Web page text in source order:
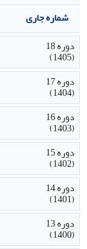
شماره جاری
دوره 18
(1405)
دوره 17
(1404)
دوره 16
(1403)
دوره 15
(1402)
دوره 14
(1401)
دوره 13
(1400)